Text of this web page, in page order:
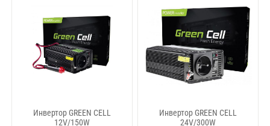
Инвертор GREEN CELL
12V/150W
Инвертор GREEN CELL
24V/300W